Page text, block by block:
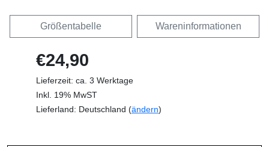
Größentabelle Wareninformationen
€24,90
Lieferzeit: ca. 3 Werktage
Inkl. 19% MwST
Lieferland: Deutschland (ändern)